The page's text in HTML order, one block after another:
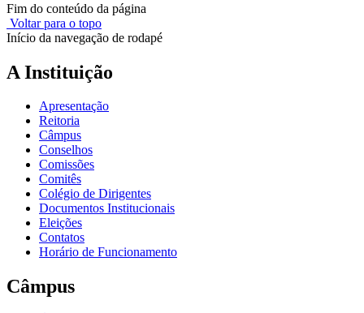
Fim do conteúdo da página
Voltar para o topo
Início da navegação de rodapé
A Instituição
Apresentação
Reitoria
Câmpus
Conselhos
Comissões
Comitês
Colégio de Dirigentes
Documentos Institucionais
Eleições
Contatos
Horário de Funcionamento
Câmpus